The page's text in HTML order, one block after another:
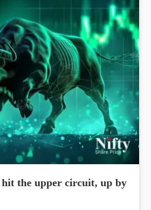
the upper circuit, up by